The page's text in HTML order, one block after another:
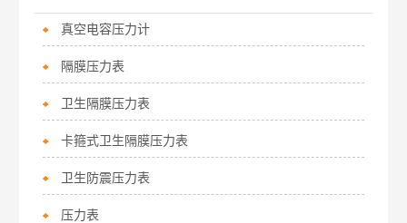
真空电容压力计
隔膜压力表
卫生隔膜压力表
卡箍式卫生隔膜压力表
卫生防震压力表
压力表